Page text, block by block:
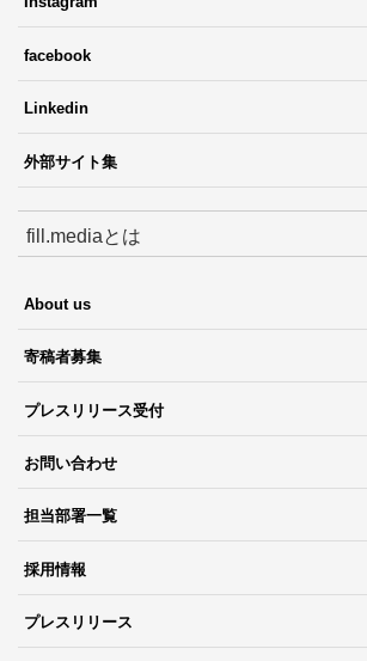
facebook
Linkedin
外部サイト集
fill.mediaとは
About us
寄稿者募集
プレスリリース受付
お問い合わせ
担当部署一覧
採用情報
プレスリリース